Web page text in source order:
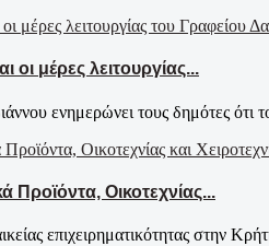
μέρες λειτουργίας...
ενημερώνει τους δημότες ότι
Προϊόντα, Οικοτεχνίας...
επιχειρηματικότητας στην